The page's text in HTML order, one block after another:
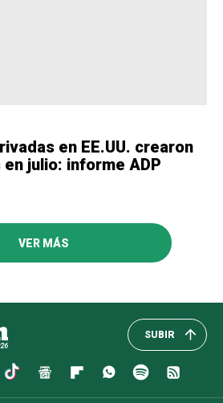
en EE.UU. crearon
julio: informe ADP
VER MÁS
SUBIR